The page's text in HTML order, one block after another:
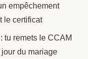
empêchement
le certificat
: tu remets le CCAM
du mariage